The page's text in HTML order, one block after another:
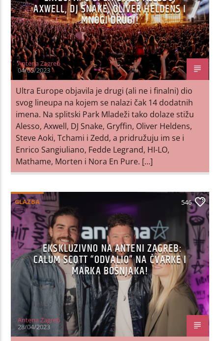
AXWELL, DJ SNAKE, OLIVER HELDENS I
MNOGI DRUGI!
Antena Zagreb
04/05/2023
Ultra Europe objavila je drugi (ali ne i finalni) dio
svog lineupa na kojem se nalazi čak 14 dodatnih
imena. Na splitski Park Mladeži tako dolaze stižu
Alesso, Axwell, DJ Snake, Gryffin, Oliver Heldens,
Steve Aoki, Tchami i Zedd, a pridružuju im se i
Enrico Sangiuliano, Fedde Legrand, HI-LO,
Mathame, Morten i Nora En Pure. […]
GLAZBA 546
EKSKLUZIVNO NA ANTENI ZAGREB:
CALUM SCOTT “ODVALIO” NA ČVARKE I
MARKA BOŠNJAKA!
Antena Zagreb
28/04/2023